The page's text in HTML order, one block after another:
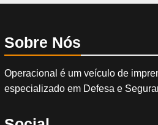
Operacional é um veículo de
especializado em Defesa e
Social